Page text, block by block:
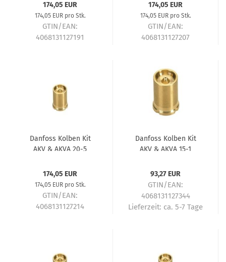
174,05 EUR
174,05 EUR pro Stk.
GTIN/EAN:
4068131127191
174,05 EUR
174,05 EUR pro Stk.
GTIN/EAN:
4068131127207
Danfoss Kolben Kit
AKV & AKVA 20-5
174,05 EUR
174,05 EUR pro Stk.
GTIN/EAN:
4068131127214
Danfoss Kolben Kit
AKV & AKVA 15-1
93,27 EUR
GTIN/EAN:
4068131127344
Lieferzeit: ca. 5-7 Tage